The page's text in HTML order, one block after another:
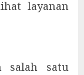
layanan
salah satu